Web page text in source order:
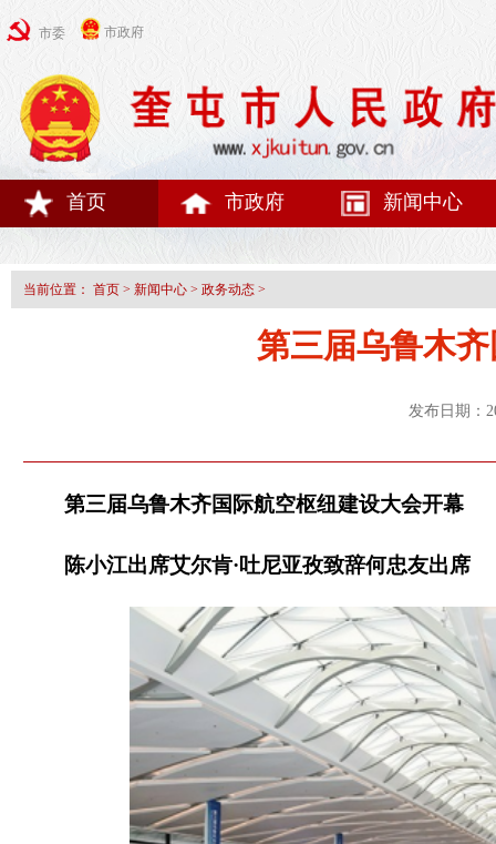
市委 市政府
首页 市政府 新闻中心
当前位置： 首页 > 新闻中心 > 政务动态 >
第三届乌鲁木
发布日期：
第三届乌鲁木齐国际航空枢纽建设大会开幕
陈小江出席艾尔肯·吐尼亚孜致辞何忠友出席